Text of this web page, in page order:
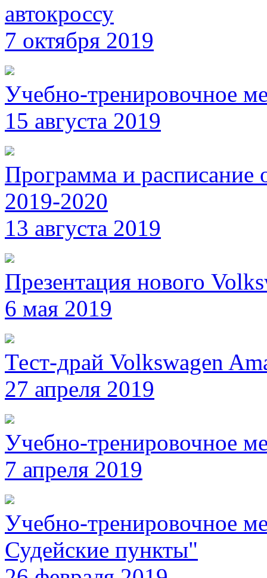
автокроссу
7 октября 2019
Учебно-тренировочное
15 августа 2019
Программа и расписание
2019-2020
13 августа 2019
Презентация нового
6 мая 2019
Тест-драй Volkswagen
27 апреля 2019
Учебно-тренировочное
7 апреля 2019
Учебно-тренировочное
Судейские пункты"